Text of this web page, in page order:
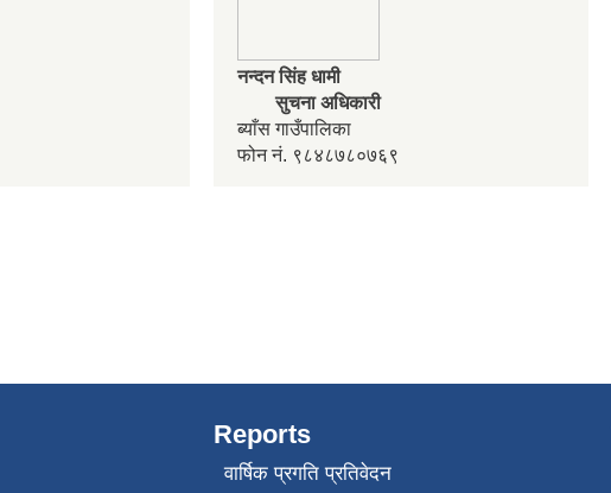
नन्दन सिंह धामी
सुचना अधिकारी
ब्याँस गाउँपालिका
फोन नं. ९८४८७८०७६९
Reports
वार्षिक प्रगति प्रतिवेदन